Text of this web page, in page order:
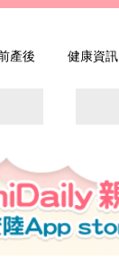
產後 健康資訊